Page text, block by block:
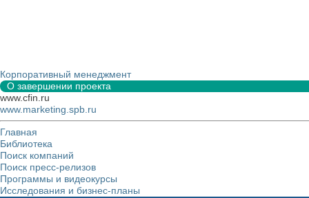
Корпоративный менеджмент
О завершении проекта
www.cfin.ru
www.marketing.spb.ru
Главная
Библиотека
Поиск компаний
Поиск пресс-релизов
Программы и видеокурсы
Исследования и бизнес-планы